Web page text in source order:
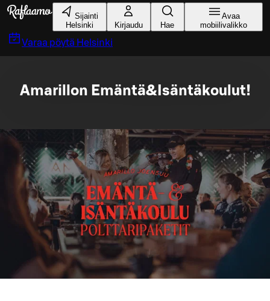
Siirry pääsisältöön
Sijainti
Helsinki
Kirjaudu Hae
Avaa
mobiilivalikko
Varaa pöytä Helsinki
Amarillon Emäntä&Isäntäkoulut!